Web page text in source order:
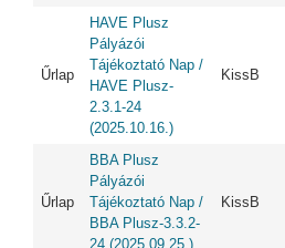
Űrlap
HAVE Plusz
Pályázói
Tájékoztató Nap /
HAVE Plusz-
2.3.1-24
(2025.10.16.)
KissB
Űrlap
BBA Plusz
Pályázói
Tájékoztató Nap /
BBA Plusz-3.3.2-
24 (2025.09.25.)
KissB